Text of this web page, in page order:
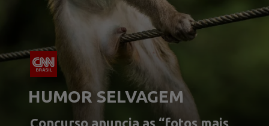
HUMOR SELVAGEM
Concurso anuncia as “fotos mais